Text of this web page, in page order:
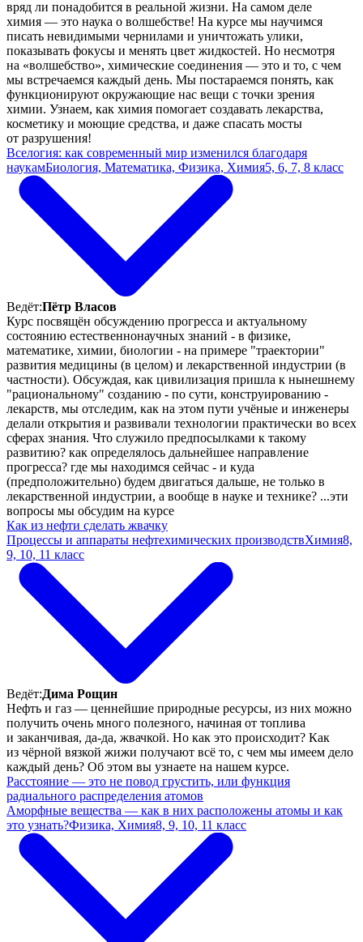
вряд ли понадобится в реальной жизни. На самом деле
химия — это наука о волшебстве! На курсе мы научимся
писать невидимыми чернилами и уничтожать улики,
показывать фокусы и менять цвет жидкостей. Но несмотря
на «волшебство», химические соединения — это и то, с чем
мы встречаемся каждый день. Мы постараемся понять, как
функционируют окружающие нас вещи с точки зрения
химии. Узнаем, как химия помогает создавать лекарства,
косметику и моющие средства, и даже спасать мосты
от разрушения!
Вселогия: как современный мир изменился благодаря
наукамБиология, Математика, Физика, Химия5, 6, 7, 8 класс
Ведёт:Пётр Власов
Курс посвящён обсуждению прогресса и актуальному
состоянию естественнонаучных знаний - в физике,
математике, химии, биологии - на примере "траектории"
развития медицины (в целом) и лекарственной индустрии (в
частности). Обсуждая, как цивилизация пришла к нынешнему
"рациональному" созданию - по сути, конструированию -
лекарств, мы отследим, как на этом пути учёные и инженеры
делали открытия и развивали технологии практически во всех
сферах знания. Что служило предпосылками к такому
развитию? как определялось дальнейшее направление
прогресса? где мы находимся сейчас - и куда
(предположительно) будем двигаться дальше, не только в
лекарственной индустрии, а вообще в науке и технике? ...эти
вопросы мы обсудим на курсе
Как из нефти сделать жвачку
Процессы и аппараты нефтехимических производствХимия8,
9, 10, 11 класс
Ведёт:Дима Рощин
Нефть и газ — ценнейшие природные ресурсы, из них можно
получить очень много полезного, начиная от топлива
и заканчивая, да-да, жвачкой. Но как это происходит? Как
из чёрной вязкой жижи получают всё то, с чем мы имеем дело
каждый день? Об этом вы узнаете на нашем курсе.
Расстояние — это не повод грустить, или функция
радиального распределения атомов
Аморфные вещества — как в них расположены атомы и как
это узнать?Физика, Химия8, 9, 10, 11 класс